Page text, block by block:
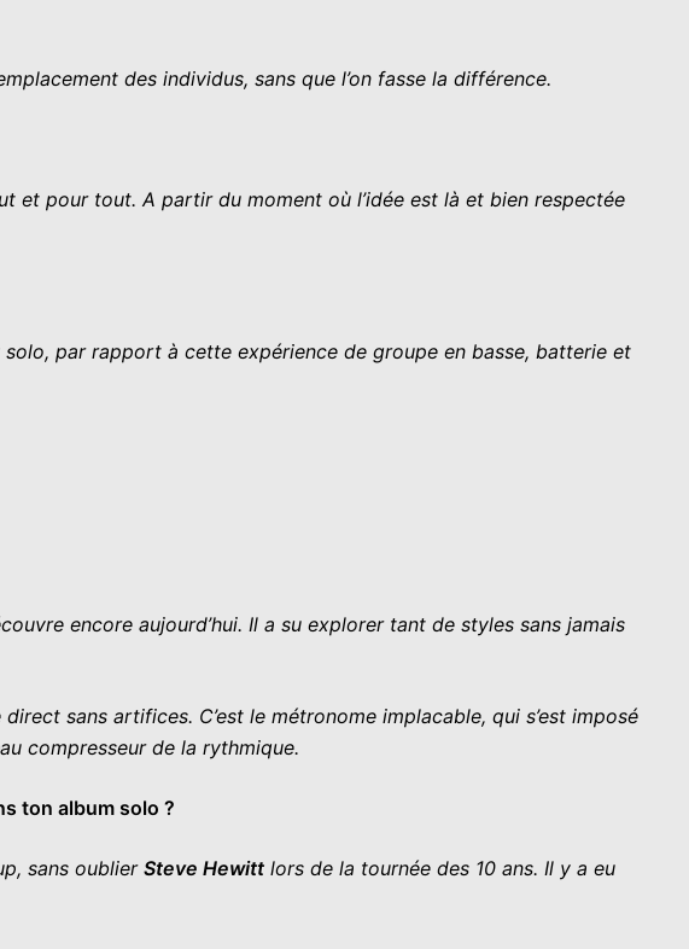
des individus, sans que l’on fasse la différence.
et pour tout. A partir du moment où l’idée est là et bien respectée
par rapport à cette expérience de groupe en basse, batterie et
encore aujourd’hui. Il a su explorer tant de styles sans jamais
sans artifices. C’est le métronome implacable, qui s’est imposé
compresseur de la rythmique.
ton album solo ?
sans oublier Steve Hewitt lors de la tournée des 10 ans. Il y a eu